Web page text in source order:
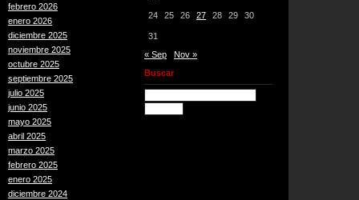
febrero 2026
enero 2026
diciembre 2025
noviembre 2025
octubre 2025
septiembre 2025
julio 2025
junio 2025
mayo 2025
abril 2025
marzo 2025
febrero 2025
enero 2025
diciembre 2024
24 25 26 27 28 29 30
31
« Sep
Nov »
Buscar